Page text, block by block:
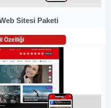
Sitesi Paketi
Özelliği